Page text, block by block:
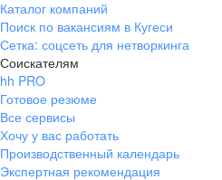
Каталог компаний
Поиск по вакансиям в Кугеси
Сетка: соцсеть для нетворкинга
Соискателям
hh PRO
Готовое резюме
Все сервисы
Хочу у вас работать
Производственный календарь
Экспертная рекомендация